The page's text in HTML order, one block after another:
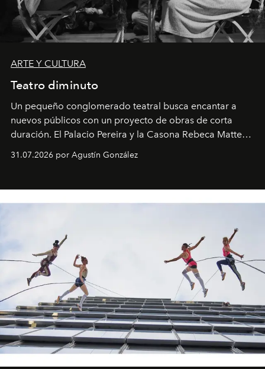
ARTE Y CULTURA
Teatro diminuto
Un pequeño conglomerado teatral busca encantar a
nuevos públicos con un proyecto de obras de corta
duración. El Palacio Pereira y la Casona Rebeca Matte
son algunos de los lugares que han albergado estas
miniobras. Sus puestas en escena son limpias; ponen el
31.07.2026 por Agustín González